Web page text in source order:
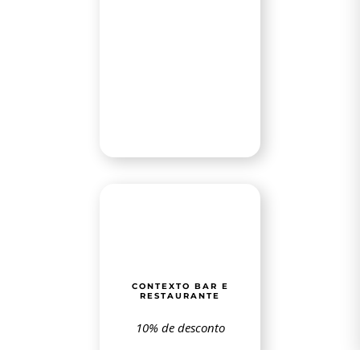
CONTEXTO BAR E
RESTAURANTE
10% de desconto